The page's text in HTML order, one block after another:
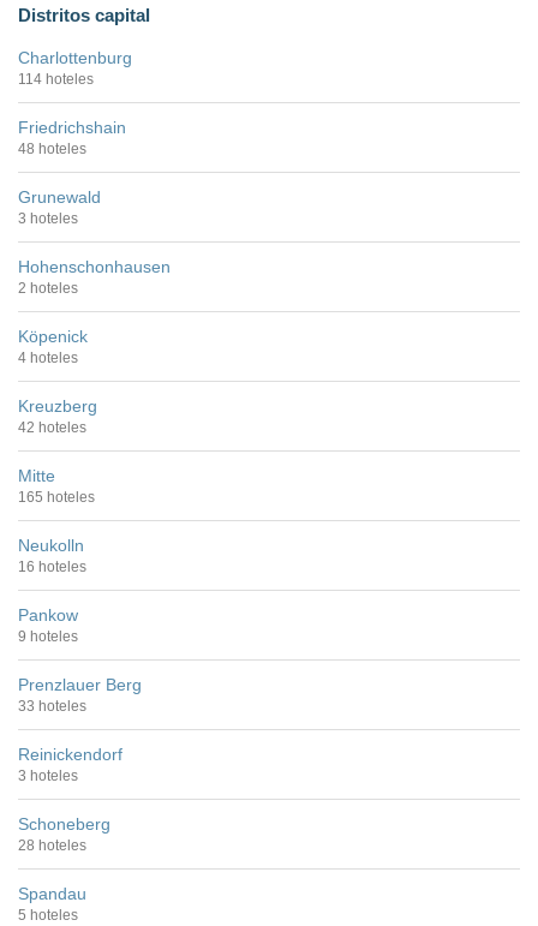
Distritos capital
Charlottenburg
114 hoteles
Friedrichshain
48 hoteles
Grunewald
3 hoteles
Hohenschonhausen
2 hoteles
Köpenick
4 hoteles
Kreuzberg
42 hoteles
Mitte
165 hoteles
Neukolln
16 hoteles
Pankow
9 hoteles
Prenzlauer Berg
33 hoteles
Reinickendorf
3 hoteles
Schoneberg
28 hoteles
Spandau
5 hoteles